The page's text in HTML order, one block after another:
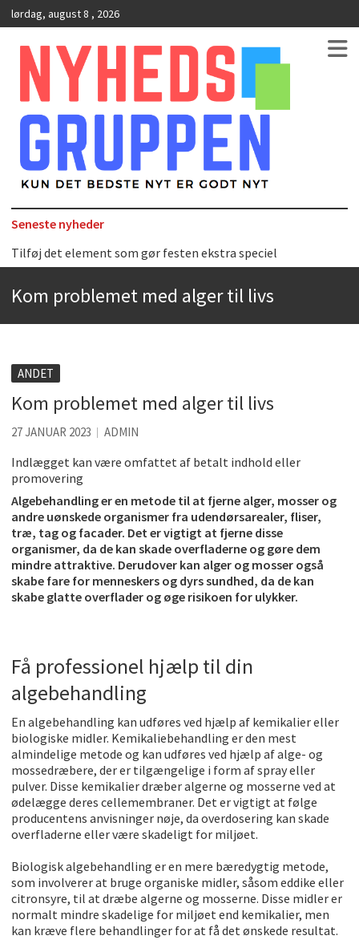
lørdag, august 8 , 2026
NyhedsGruppen
Kun det bedste nyt er godt nyt
Seneste nyheder
Tilføj det element som gør festen ekstra speciel
Bedste Restaurant i Ørestaden
Accuro SAP konsulenter
Kølig hvidvin på en varm sommerdag
Få baren hjem til dig
Det er blevet nemmere at spise sund mad ude
De fem bedste brunchsteder på Sjælland
Sjove oplevelsesmuligheder i København
Kom problemet med alger til livs
ANDET
Kom problemet med alger til livs
27 JANUAR 2023 ADMIN
Indlægget kan være omfattet af betalt indhold eller
promovering
Algebehandling er en metode til at fjerne alger, mosser og
andre uønskede organismer fra udendørsarealer, fliser,
træ, tag og facader. Det er vigtigt at fjerne disse
organismer, da de kan skade overfladerne og gøre dem
mindre attraktive. Derudover kan alger og mosser også
skabe fare for menneskers og dyrs sundhed, da de kan
skabe glatte overflader og øge risikoen for ulykker.
Få professionel hjælp til din
algebehandling
En algebehandling kan udføres ved hjælp af kemikalier eller
biologiske midler. Kemikaliebehandling er den mest
almindelige metode og kan udføres ved hjælp af alge- og
mossedræbere, der er tilgængelige i form af spray eller
pulver. Disse kemikalier dræber algerne og mosserne ved at
ødelægge deres cellemembraner. Det er vigtigt at følge
producentens anvisninger nøje, da overdosering kan skade
overfladerne eller være skadeligt for miljøet.
Biologisk algebehandling er en mere bæredygtig metode,
som involverer at bruge organiske midler, såsom eddike eller
citronsyre, til at dræbe algerne og mosserne. Disse midler er
normalt mindre skadelige for miljøet end kemikalier, men
kan kræve flere behandlinger for at få det ønskede resultat.